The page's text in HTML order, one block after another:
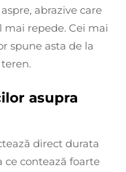
abrazive care
repede. Cei mai
spune asta de la
asupra
direct durata
ce contează foarte